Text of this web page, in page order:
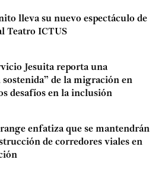
lleva su nuevo espectáculo de
Teatro ICTUS
Jesuita reporta una
sostenida” de la migración en
desafíos en la inclusión
enfatiza que se mantendrán
de corredores viales en